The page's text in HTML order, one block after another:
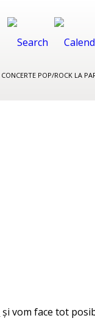
CONCERTE POP/ROCK LA
și vom face tot